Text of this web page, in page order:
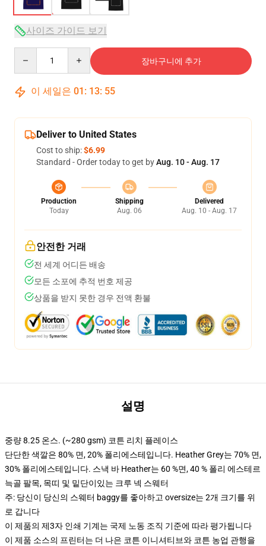
사이즈 가이드 보기
장바구니에 추가
이 세일은 01 : 13: 54
Deliver to United States
Cost to ship:$6.99
Standard - Order today to get byAug. 10 - Aug. 17
Production
Today
Shipping
Aug. 06
Delivered
Aug. 10 - Aug. 17
안전한 거래
전 세계 어디든 배송
모든 소포에 추적 번호 제공
상품을 받지 못한 경우 전액 환불
설명
중량 8.25 온스. (~280 gsm) 코튼 리치 플레이스
단단한 색깔은 80% 면, 20% 폴리에스테입니다. Heather Grey는 70% 면,
30% 폴리에스테입니다. 스낵 바 Heather는 60 %면, 40 % 폴리 에스테르
늑골 팔목, 목띠 및 밑단이있는 크루 넥 스웨터
주: 당신이 당신의 스웨터 baggy를 좋아하고 oversize는 2개 크기를 위
로 갑니다
이 제품의 제3자 인쇄 기계는 국제 노동 조직 기준에 따라 평가됩니다
이 제품 소스의 프린터는 더 나은 코튼 이니셔티브와 코튼 농업 관행을